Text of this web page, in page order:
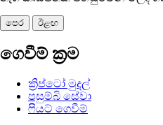
පෙර ඊළඟ
ගෙවීම් ක්‍රම
ක්‍රිප්ටෝ මුදල්
පසුම්බි සේවා
ෆියට් ගෙවීම්